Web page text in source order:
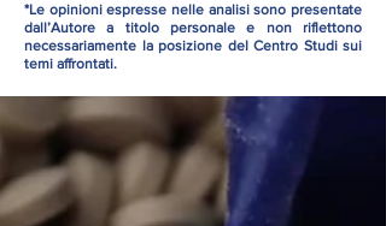
*Le opinioni espresse nelle analisi sono presentate
dall’Autore a titolo personale e non riflettono
necessariamente la posizione del Centro Studi sui
temi affrontati.